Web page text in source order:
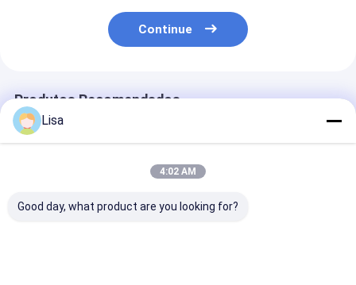
Continue
Produtos Recomendados
Lisa
4:02 AM
Good day, what product are you looking for?